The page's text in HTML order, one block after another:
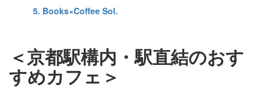
5. Books×Coffee Sol.
＜京都駅構内・駅直結のおす
すめカフェ＞